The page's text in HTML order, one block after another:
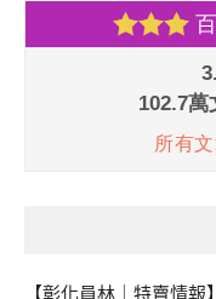
【彰化員林｜特賣情